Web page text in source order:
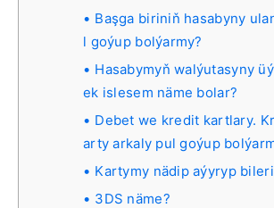
Başga biriniň hasabyny
l goýup bolýarmy?
Hasabymyň walýutasyny
ek islesem näme bolar?
Debet we kredit kartlary.
arty arkaly pul goýup
Kartymy nädip aýyryp
3DS näme?